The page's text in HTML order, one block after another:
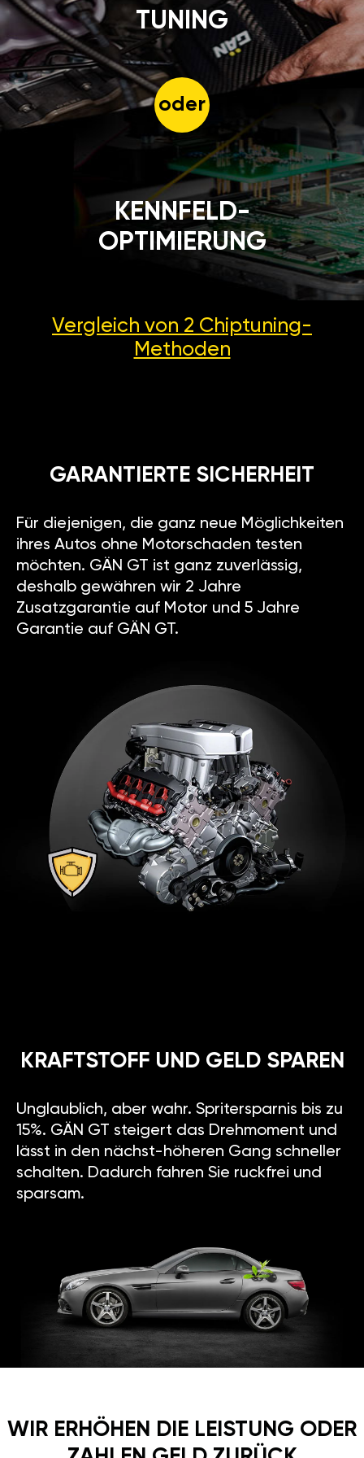
TUNING
oder
KENNFELD-
OPTIMIERUNG
Vergleich von 2 Chiptuning-
Methoden
GARANTIERTE SICHERHEIT
Für diejenigen, die ganz neue Möglichkeiten
ihres Autos ohne Motorschaden testen
möchten. GÄN GT ist ganz zuverlässig,
deshalb gewähren wir 2 Jahre
Zusatzgarantie auf Motor und 5 Jahre
Garantie auf GÄN GT.
KRAFTSTOFF UND GELD SPAREN
Unglaublich, aber wahr. Spritersparnis bis zu
15%. GÄN GT steigert das Drehmoment und
lässt in den nächst-höheren Gang schneller
schalten. Dadurch fahren Sie ruckfrei und
sparsam.
WIR ERHÖHEN DIE LEISTUNG ODER